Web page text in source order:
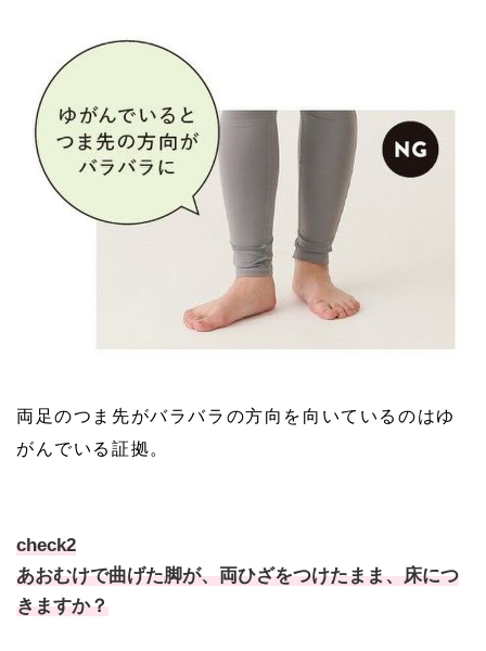
両足のつま先がバラバラの方向を向いているのはゆ
がんでいる証拠。
check2
あおむけで曲げた脚が、両ひざをつけたまま、床につ
きますか？